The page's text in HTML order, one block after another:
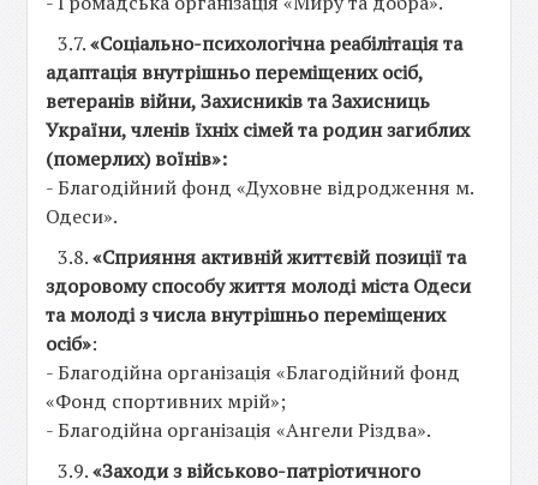
3.7.«Соціально-психологічна реабілітація та
адаптація внутрішньо переміщених осіб,
ветеранів війни, Захисників та Захисниць
України, членів їхніх сімей та родин загиблих
(померлих) воїнів»:
- Благодійний фонд «Духовне відродження м.
Одеси».
3.8.«Сприяння активній життєвій позиції та
здоровому способу життя молоді міста Одеси
та молоді з числа внутрішньо переміщених
осіб»:
- Благодійна організація «Благодійний фонд
«Фонд спортивних мрій»;
- Благодійна організація «Ангели Різдва».
3.9.«Заходи з військово-патріотичного